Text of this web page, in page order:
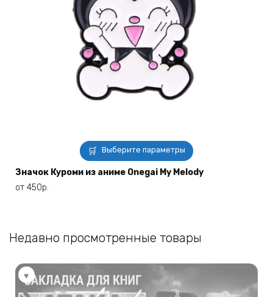
Выберите параметры
Этот
товар
имеет
выбрать
странице
товара.
Значок Куроми из аниме Onegai My Melody
от 450р.
Недавно просмотренные товары